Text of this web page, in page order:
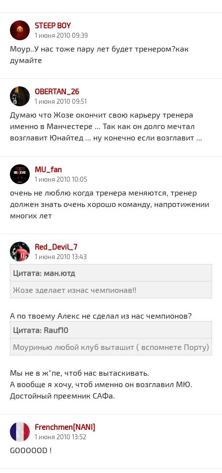
STEEP BOY
1 июня 2010 09:39
Моур..У нас тоже пару лет будет тренером?как
думайте
OBERTAN_26
1 июня 2010 09:51
Думаю что Жозе окончит свою карьеру тренера
именно в Манчестере ... Так как он долго мечтал
возглавит Юнайтед ... ну конечно если возглавит ...
MU_fan
1 июня 2010 10:05
очень не люблю когда тренера меняются, тренер
должен знать очень хорошо команду, напротижении
многих лет
Red_Devil_7
1 июня 2010 13:43
Цитата: ман.ютд
Жозе зделает изнас чемпионав!!
А по твоему Алекс не сделал из нас чемпионов?
Цитата: Rauf10
Моуринью любой клуб выташит ( вспомнете Порту)
Мы не в ж"пе, чтоб нас вытаскивать.
А вообще я хочу, чтоб именно он возглавил МЮ.
Достойный преемник САФа.
Frenchmen[NANI]
1 июня 2010 13:52
GOOOOOD !